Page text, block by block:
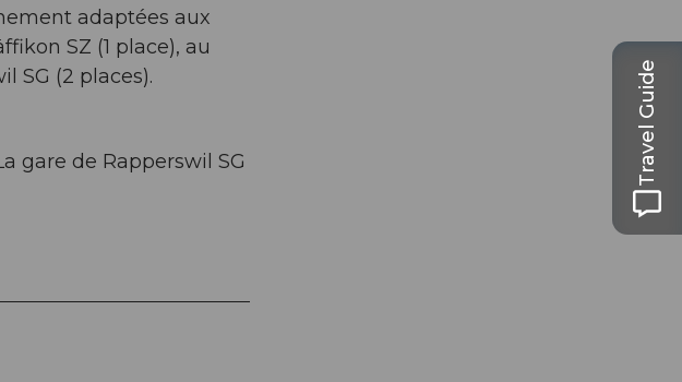
adaptées aux
SZ (1 place), au
SG (2 places).
gare de Rapperswil SG
Travel Guide